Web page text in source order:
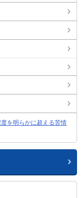
度を明らかに超える苦情